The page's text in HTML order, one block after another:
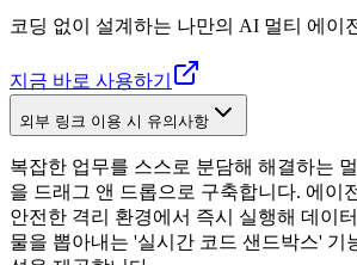
코딩 없이 설계하는 나만의 AI 멀티 에이
지금 바로 사용하기
외부 링크 이용 시 유의사항
복잡한 업무를 스스로 분담해 해결하는
을 드래그 앤 드롭으로 구축합니다. 에이
안전한 격리 환경에서 즉시 실행해 데이
물을 뽑아내는 '실시간 코드 샌드박스' 기